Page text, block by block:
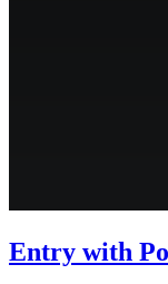
Entry with